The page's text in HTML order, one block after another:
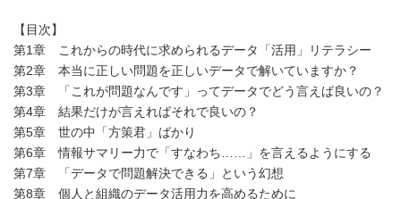
【目次】
第1章 これからの時代に求められるデータ「活用」リテラシー
第2章 本当に正しい問題を正しいデータで解いていますか？
第3章 「これが問題なんです」ってデータでどう言えば良いの？
第4章 結果だけが言えればそれで良いの？
第5章 世の中「方策君」ばかり
第6章 情報サマリー力で「すなわち……」を言えるようにする
第7章 「データで問題解決できる」という幻想
第8章 個人と組織のデータ活用力を高めるために